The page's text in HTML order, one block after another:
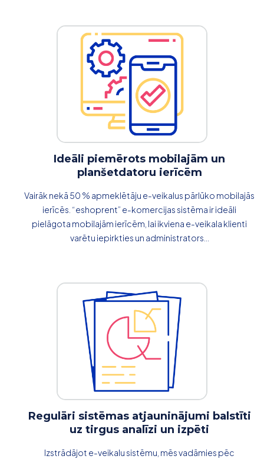
Ideāli piemērots mobilajām un
planšetdatoru ierīcēm
Vairāk nekā 50 % apmeklētāju e-veikalus pārlūko mobilajās
ierīcēs. “eshoprent” e-komercijas sistēma ir ideāli
pielāgota mobilajām ierīcēm, lai ikviena e-veikala klienti
varētu iepirkties un administrators...
Regulāri sistēmas atjauninājumi balstīti
uz tirgus analīzi un izpēti
Izstrādājot e-veikalu sistēmu, mēs vadāmies pēc